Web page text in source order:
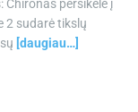
Chironas persikėlė į
2 sudarė tikslų
[daugiau…]